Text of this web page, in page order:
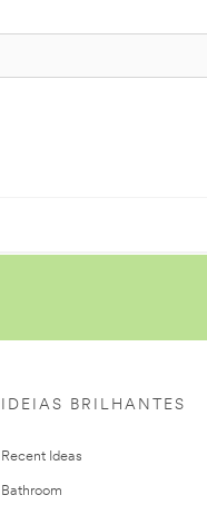
IDEIAS BRILHANTES
Recent Ideas
Bathroom